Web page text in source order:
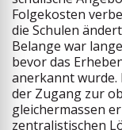
Folgekosten
die Schulen
Belange war
bevor das
anerkannt wurde.
der Zugang zur
gleichermassen
zentralistischen